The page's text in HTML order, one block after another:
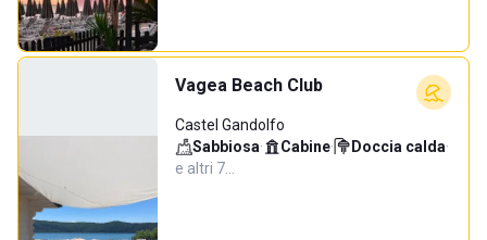
Vagea Beach Club
Castel Gandolfo
Sabbiosa· Cabine· Doccia calda·
e altri 7…